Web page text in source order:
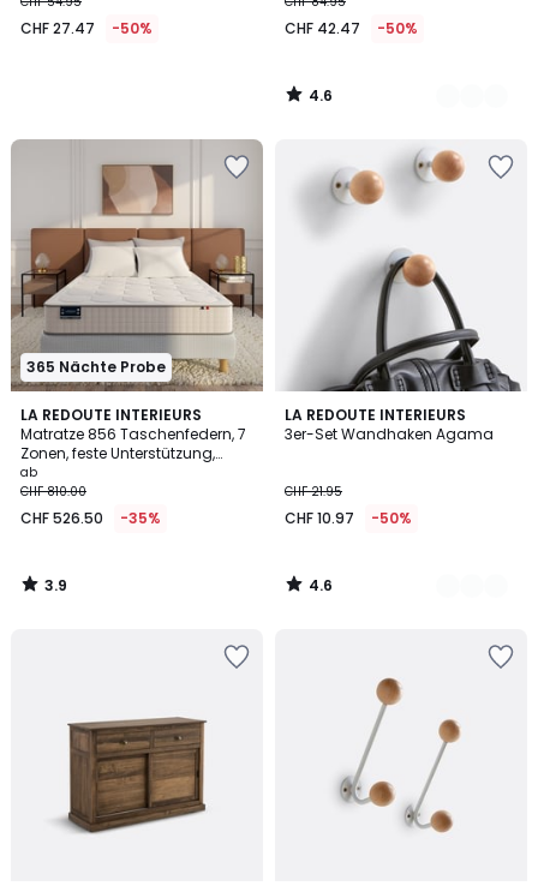
CHF 27.47 -50% CHF 42.47 -50%
4.6
/
365 Nächte Probe
LA REDOUTE INTERIEURS
Matratze 856 Taschenfedern, 7
Zonen, feste Unterstützung,
umhüllender Liegekomfort
ab
CHF 810.00
CHF 526.50 -35%
3.9
/ 5
3.9
/
LA REDOUTE INTERIEURS
3er-Set Wandhaken Agama
CHF 21.95
CHF 10.97 -50%
4.6
/ 5
2
Farben
4.6
/